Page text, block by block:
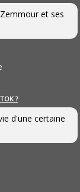
et ses
?
d'une certaine